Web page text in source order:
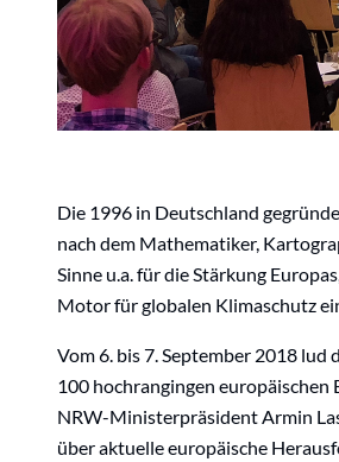
Die 1996 in Deutschland
nach dem Mathematiker,
Sinne u.a. für die Stärkung
Motor für globalen Klimaschutz
Vom 6. bis 7. September 2018 lud
100 hochrangingen
NRW-Ministerpräsident Armin
über aktuelle europäische